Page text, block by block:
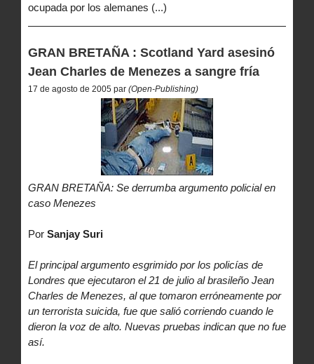
ocupada por los alemanes (...)
GRAN BRETAÑA : Scotland Yard asesinó
Jean Charles de Menezes a sangre fría
17 de agosto de 2005 par (Open-Publishing)
GRAN BRETAÑA: Se derrumba argumento policial en
caso Menezes
Por Sanjay Suri
El principal argumento esgrimido por los policías de
Londres que ejecutaron el 21 de julio al brasileño Jean
Charles de Menezes, al que tomaron erróneamente por
un terrorista suicida, fue que salió corriendo cuando le
dieron la voz de alto. Nuevas pruebas indican que no fue
así.